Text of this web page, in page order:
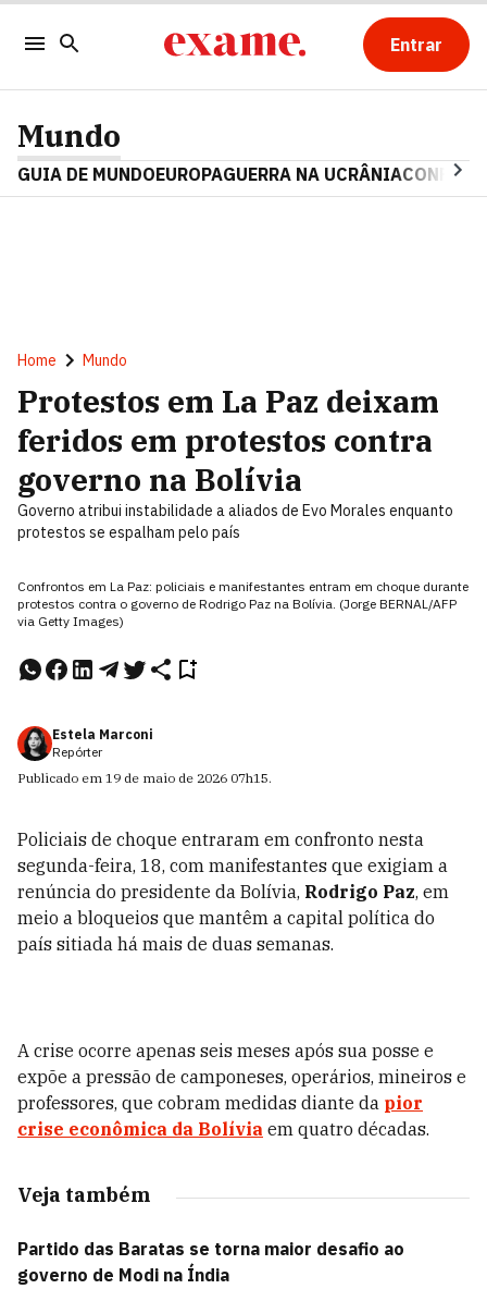
Entrar
Mundo
GUIA DE MUNDOEUROPAGUERRA NA UCRÂNIA
Home Mundo
Protestos em La Paz deixam
feridos em protestos contra
governo na Bolívia
Governo atribui instabilidade a aliados de Evo Morales enquanto
protestos se espalham pelo país
Confrontos em La Paz: policiais e manifestantes entram em choque durante
protestos contra o governo de Rodrigo Paz na Bolívia. (Jorge BERNAL/AFP
via Getty Images)
Estela Marconi
Repórter
Publicado em 19 de maio de 2026 07h15.
Policiais de choque entraram em confronto nesta
segunda-feira, 18, com manifestantes que exigiam a
renúncia do presidente da Bolívia, Rodrigo Paz, em
meio a bloqueios que mantêm a capital política do
país sitiada há mais de duas semanas.
A crise ocorre apenas seis meses após sua posse e
expõe a pressão de camponeses, operários, mineiros e
professores, que cobram medidas diante da pior
crise econômica da Bolívia em quatro décadas.
Veja também
Partido das Baratas se torna maior desafio ao
governo de Modi na Índia